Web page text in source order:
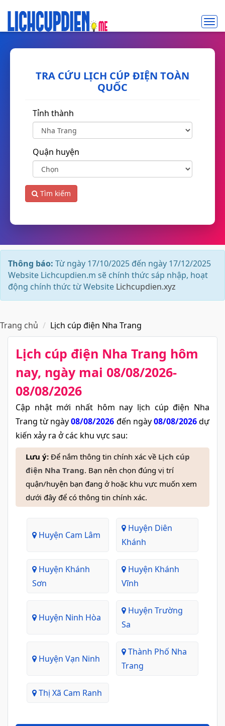
TRA CỨU LỊCH CÚP ĐIỆN TOÀN
QUỐC
Tỉnh thành
Quận huyện
Tìm kiếm
Thông báo: Từ ngày 17/10/2025 đến ngày 17/12/2025
Website Lichcupdien.m sẽ chính thức sáp nhập, hoạt
động chính thức từ Website Lichcupdien.xyz
Trang chủ Lịch cúp điện Nha Trang
Lịch cúp điện Nha Trang​ hôm
nay, ngày mai 08/08/2026-
08/08/2026
Cập nhật mới nhất hôm nay lịch cúp điện Nha
Trang từ ngày 08/08/2026 đến ngày08/08/2026dự
kiến xảy ra ở các khu vực sau:
Lưu ý: Để nắm thông tin chính xác về Lịch cúp
điện Nha Trang. Bạn nên chọn đúng vị trí
quận/huyện bạn đang ở hoặc khu vực muốn xem
dưới đây để có thông tin chính xác.
Huyện Cam Lâm
Huyện Diên
Khánh
Huyện Khánh
Sơn
Huyện Khánh
Vĩnh
Huyện Ninh Hòa
Huyện Trường
Sa
Huyện Vạn Ninh
Thành Phố Nha
Trang
Thị Xã Cam Ranh